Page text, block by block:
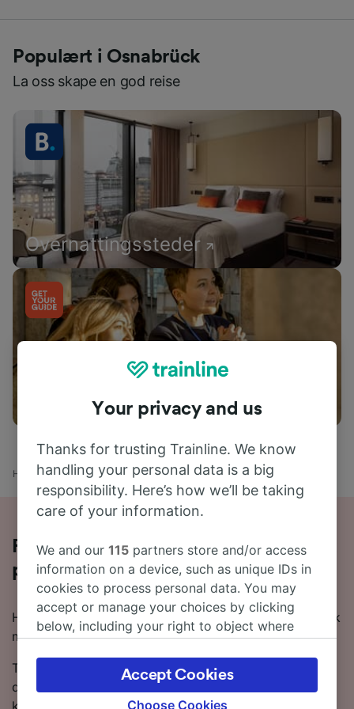
Populært i Osnabrück
La oss skape en god reise
Overnattingssteder
Aktiviteter
Hjem Togtider Leipzig til Osnabrück
Reis med tog fra Leipzig til Osnabrück
på 13 timer 20 minutter
Hvis du vil vite mer om reisen fra Leipzig til Osnabrück
med tog, er dette stedet!
Togtiden ligger vanligvis på 18 timer 41 minutter hvis
du vil reise 314 km fra Leipzig til Osnabrück, men du
kan komme frem på så lite som 13 timer 20 minutter
Your privacy and us
Thanks for trusting Trainline. We know
handling your personal data is a big
responsibility. Here’s how we’ll be taking
care of your information.
We and our115 partners store and/or access
information on a device, such as unique IDs in
cookies to process personal data. You may
accept or manage your choices by clicking
below, including your right to object where
the privacy policy page. These choices will be
signaled to our partners and will not affect
browsing data. Your data will not be used for
Choose Cookies
Accept Cookies